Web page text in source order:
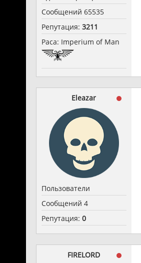
Сообщений 65535
Репутация: 3211
Раса: Imperium of Man
Eleazar
Пользователи
Сообщений 4
Репутация: 0
FIRELORD